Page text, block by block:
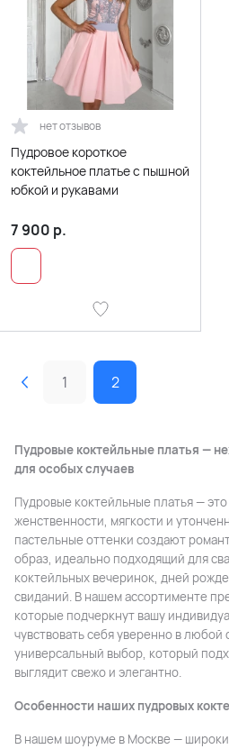
нет отзывов
Пудровое короткое
коктейльное платье с пышной
юбкой и рукавами
7 900 р.
1 2
Пудровые коктейльные платья —
для особых случаев
Пудровые коктейльные платья —
женственности, мягкости и
пастельные оттенки создают
образ, идеально подходящий для
коктейльных вечеринок, дней
свиданий. В нашем ассортименте
которые подчеркнут вашу
чувствовать себя уверенно в
универсальный выбор, который
выглядит свежо и элегантно.
Особенности наших пудровых
В нашем шоуруме в Москве —